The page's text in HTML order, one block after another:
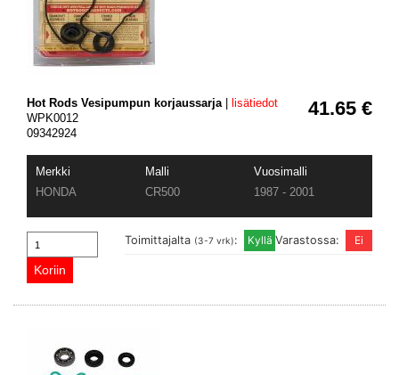
41.65 €
Hot Rods Vesipumpun korjaussarja|
lisätiedot
WPK0012
09342924
Merkki Malli
Vuosimalli
HONDA
CR500 1987 - 2001
Varastossa:
Toimittajalta (3-7 vrk):